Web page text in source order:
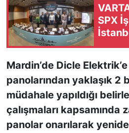
SPX
Mardin’de Dicle
panolarından yaklaşık 2
müdahale yapıldığı
çalışmaları kapsamında
panolar onarılarak
KONGRE HABERLERİ
KONGRE TAKVİMİ
RÖPORTAJLAR
BİYOGRAFİLER